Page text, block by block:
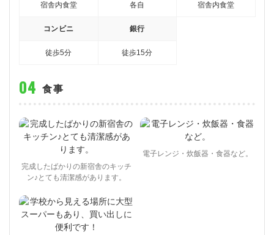
宿舎内食堂 各自 宿舎内食堂
コンビニ
徒歩5分
銀行
徒歩15分
食事
完成したばかりの新宿舎のキッチ
ン♪とても清潔感があります。
電子レンジ・炊飯器・食器など。